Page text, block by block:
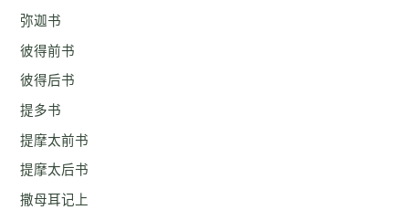
弥迦书
彼得前书
彼得后书
提多书
提摩太前书
提摩太后书
撒母耳记上